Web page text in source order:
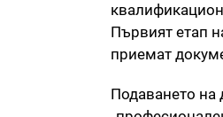
Първият етап
приемат
Подаването на